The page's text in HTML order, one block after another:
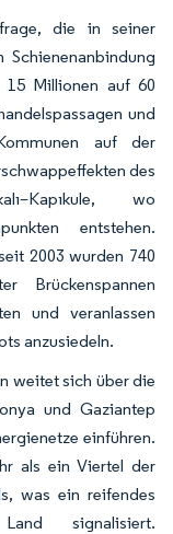
die in seiner
15 Millionen auf 60
und
auf der
des
wo
entstehen.
2003 wurden 740
Brückenspannen
und veranlassen
anzusiedeln.
weitet sich über die
und Gaziantep
einführen.
als ein Viertel der
was ein reifendes
signalisiert.